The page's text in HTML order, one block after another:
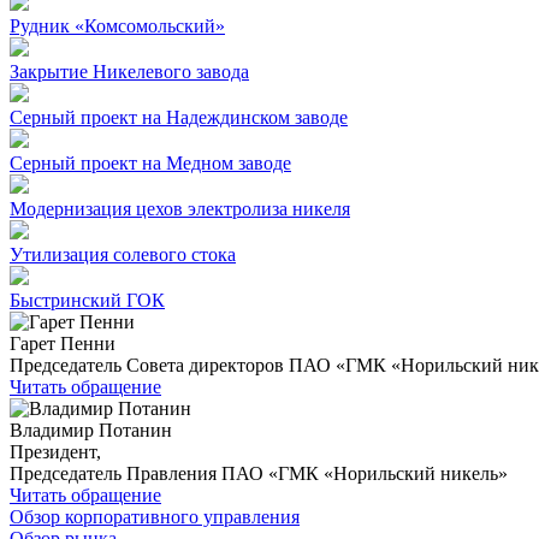
Рудник «Комсомольский»
Закрытие Никелевого завода
Серный проект на Надеждинском заводе
Серный проект на Медном заводе
Модернизация цехов электролиза никеля
Утилизация солевого стока
Быстринский ГОК
Гарет Пенни
Председатель Совета директоров ПАО «ГМК «Норильский
Читать обращение
Владимир Потанин
Президент,
Председатель Правления ПАО «ГМК «Норильский никель»
Читать обращение
Обзор корпоративного управления